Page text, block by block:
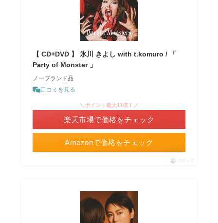
【 CD+DVD 】 氷川 きよし with t.komuro / 「
Party of Monster 」
ノーブランド品
口コミを見る
Amazonで価格をチェック
＼ポイント最大11倍！／
楽天市場で価格をチェック
ポチップ